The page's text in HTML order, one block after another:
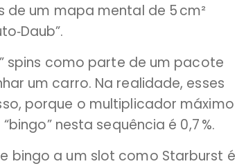
de um mapa mental de 5 cm²
spins como parte de um pacote
um carro. Na realidade, esses
porque o multiplicador máximo
nesta sequência é 0,7 %.
bingo a um slot como Starburst é